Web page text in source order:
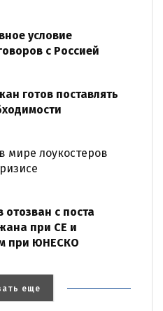
условие
с Россией
готов поставлять
мире лоукостеров
с поста
при СЕ и
при ЮНЕСКО
еще